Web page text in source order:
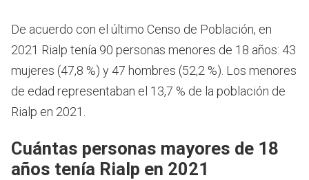
De acuerdo con el último Censo de Población, en
2021 Rialp tenía 90 personas menores de 18 años: 43
mujeres (47,8 %) y 47 hombres (52,2 %). Los menores
de edad representaban el 13,7 % de la población de
Rialp en 2021.
Cuántas personas mayores de 18
años tenía Rialp en 2021